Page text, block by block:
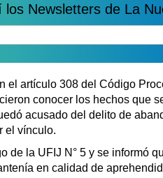
los Newsletters de La
el artículo 308 del Código
conocer los hechos que
acusado del delito de
el vínculo.
de la UFIJ N° 5 y se informó
en calidad de